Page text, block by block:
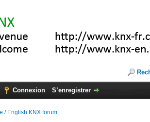
Connexion S’enregistrer
/ English KNX forum